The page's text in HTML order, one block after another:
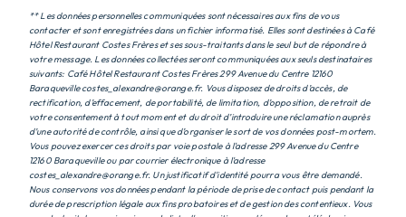
** Les données personnelles communiquées sont nécessaires aux fins de vous
contacter et sont enregistrées dans un fichier informatisé. Elles sont destinées à Café
Hôtel Restaurant Costes Frères et ses sous-traitants dans le seul but de répondre à
votre message. Les données collectées seront communiquées aux seuls destinataires
suivants: Café Hôtel Restaurant Costes Frères 299 Avenue du Centre 12160
Baraqueville costes_alexandre@orange.fr. Vous disposez de droits d’accès, de
rectification, d’effacement, de portabilité, de limitation, d’opposition, de retrait de
votre consentement à tout moment et du droit d’introduire une réclamation auprès
d’une autorité de contrôle, ainsi que d’organiser le sort de vos données post-mortem.
Vous pouvez exercer ces droits par voie postale à l'adresse 299 Avenue du Centre
12160 Baraqueville ou par courrier électronique à l'adresse
costes_alexandre@orange.fr. Un justificatif d'identité pourra vous être demandé.
Nous conservons vos données pendant la période de prise de contact puis pendant la
durée de prescription légale aux fins probatoires et de gestion des contentieux. Vous